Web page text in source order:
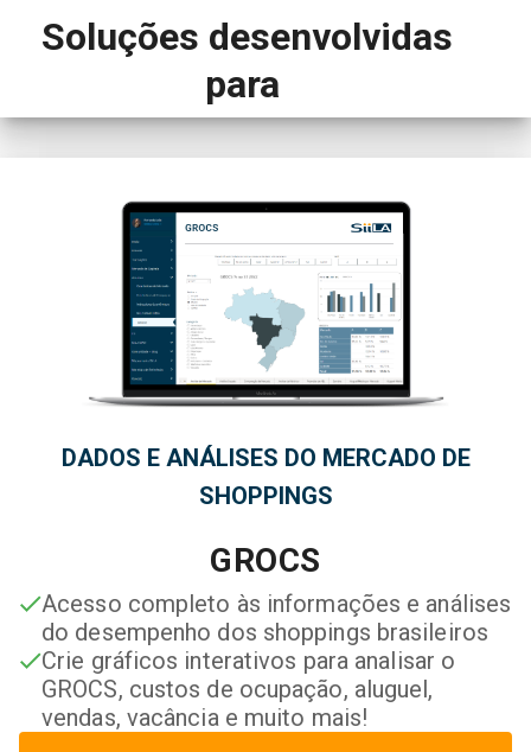
para
DADOS E ANÁLISES DO MERCADO DE
SHOPPINGS
GROCS
Acesso completo às informações e análises
do desempenho dos shoppings brasileiros
Crie gráficos interativos para analisar o
GROCS, custos de ocupação, aluguel,
vendas, vacância e muito mais!